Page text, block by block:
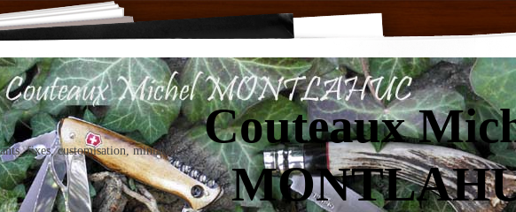
Couteaux
fixes, customisation, miniatures.